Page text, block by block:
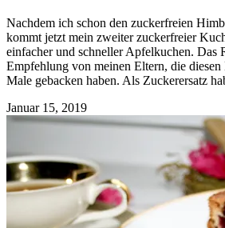
Nachdem ich schon den zuckerfreien
kommt jetzt mein zweiter zuckerfreier
einfacher und schneller Apfelkuchen. Das
Empfehlung von meinen Eltern, die
Male gebacken haben. Als Zuckerersatz
Januar 15, 2019